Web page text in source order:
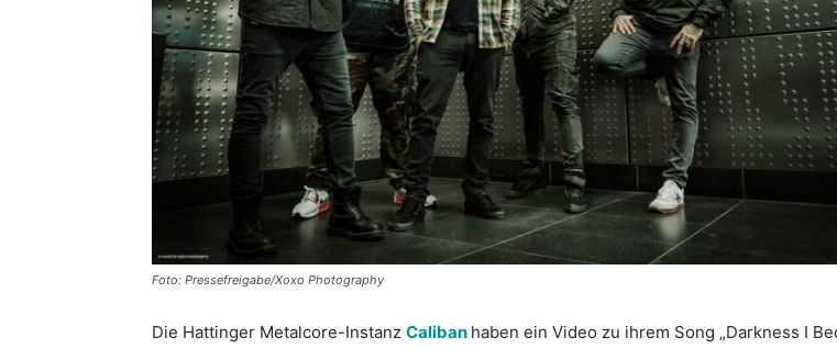
Foto: Pressefreigabe/Xoxo Photography
Die Hattinger Metalcore-Instanz Caliban haben ein Video zu ihrem Song „Darkness I